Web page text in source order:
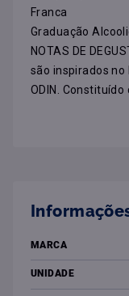
Franca
Graduação
NOTAS DE
são inspirados no
ODIN.
MARCA
UNIDADE